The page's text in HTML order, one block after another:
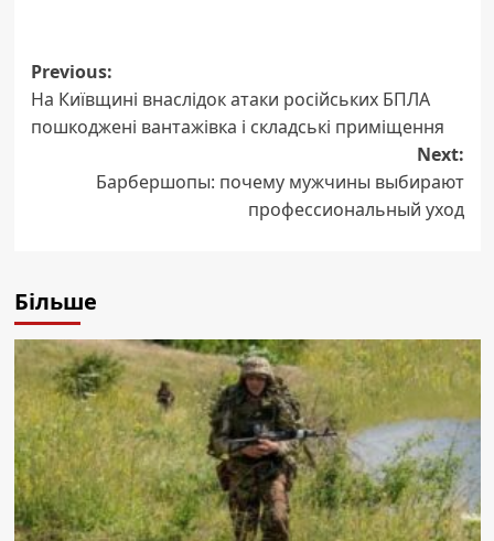
Post
navigation
Previous:
На Київщині внаслідок атаки російських БПЛА
пошкоджені вантажівка і складські приміщення
Next:
Барбершопы: почему мужчины выбирают
профессиональный уход
Більше